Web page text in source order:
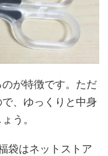
が特徴です。ただ
、ゆっくりと中身
う。
袋はネットストア